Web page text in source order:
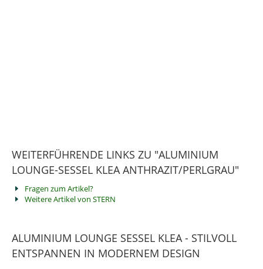
WEITERFÜHRENDE LINKS ZU "ALUMINIUM
LOUNGE-SESSEL KLEA ANTHRAZIT/PERLGRAU"
Fragen zum Artikel?
Weitere Artikel von STERN
ALUMINIUM LOUNGE SESSEL KLEA - STILVOLL
ENTSPANNEN IN MODERNEM DESIGN